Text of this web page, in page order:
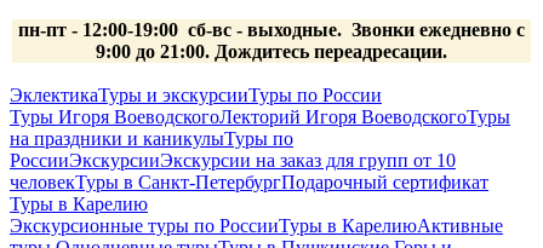
пн-пт - 12:00-19:00 сб-вс - выходные. Звонки ежедневно с
9:00 до 21:00. Дождитесь переадресации.
ЭклектикаТуры и экскурсииТуры по России
Туры Игоря ВоеводскогоЛекторий Игоря ВоеводскогоТуры
на праздники и каникулыТуры по
РоссииЭкскурсииЭкскурсии на заказ для групп от 10
человекТуры в Санкт-ПетербургПодарочный сертификат
Туры в Карелию
Экскурсионные туры по РоссииТуры в КарелиюАктивные